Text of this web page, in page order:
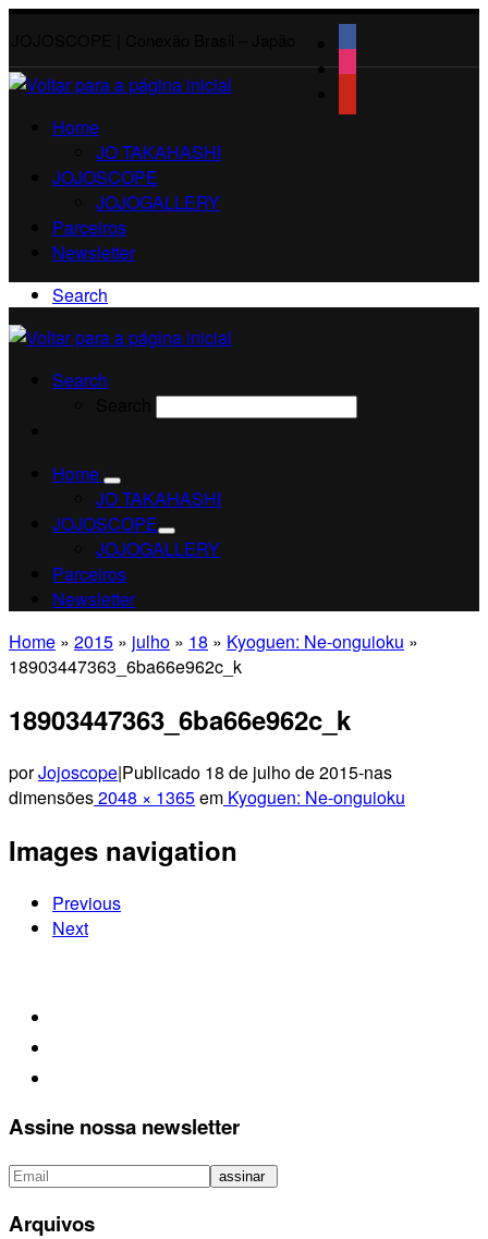
Home
JO TAKAHASHI
JOJOSCOPE
JOJOGALLERY
Parceiros
Newsletter
Search
Search
Home
JO TAKAHASHI
JOJOSCOPE
JOJOGALLERY
Parceiros
Newsletter
Home » 2015 » julho » 18 » Kyoguen: Ne-onguioku »
18903447363_6ba66e962c_k
18903447363_6ba66e962c_k
porJojoscope|Publicado 18 de julho de 2015-nas
dimensões2048 × 1365em Kyoguen: Ne-onguioku
Images navigation
Previous
Next
Assine nossa newsletter
Arquivos